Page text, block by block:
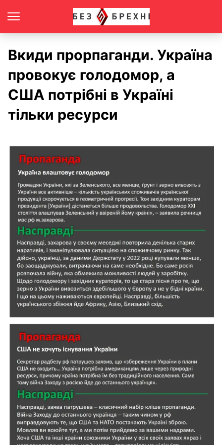
Вкиди прорпаганди. Україна
провокує голодомор, а
США потрібні в Україні
тільки ресурси